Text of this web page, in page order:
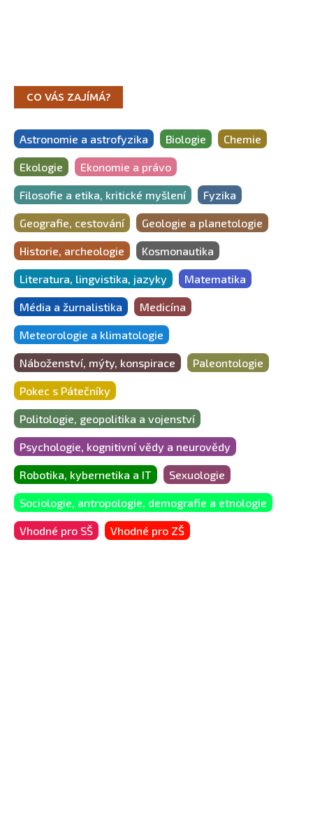
CO VÁS ZAJÍMÁ?
Astronomie a astrofyzika Biologie Chemie
Ekologie Ekonomie a právo
Filosofie a etika, kritické myšlení Fyzika
Geografie, cestování Geologie a planetologie
Historie, archeologie Kosmonautika
Literatura, lingvistika, jazyky Matematika
Média a žurnalistika Medicína
Meteorologie a klimatologie
Náboženství, mýty, konspirace Paleontologie
Pokec s Pátečníky
Politologie, geopolitika a vojenství
Psychologie, kognitivní vědy a neurovědy
Robotika, kybernetika a IT Sexuologie
Sociologie, antropologie, demografie a etnologie
Vhodné pro SŠ Vhodné pro ZŠ